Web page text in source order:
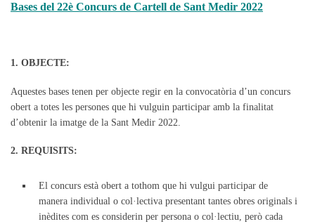
Bases del 22è Concurs de Cartell de Sant Medir 2022
1. OBJECTE:
Aquestes bases tenen per objecte regir en la convocatòria d’un concurs
obert a totes les persones que hi vulguin participar amb la finalitat
d’obtenir la imatge de la Sant Medir 2022.
2. REQUISITS:
El concurs està obert a tothom que hi vulgui participar de
manera individual o col·lectiva presentant tantes obres originals i
inèdites com es considerin per persona o col·lectiu, però cada